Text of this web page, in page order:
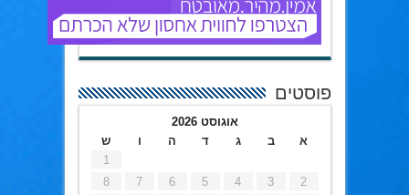
פוסטים
אוגוסט 2026
א
ב ג ד ה ו
ש
1
2
3
4
5
6
7
8